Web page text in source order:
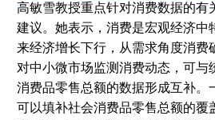
高敏雪教授重点针对消费数据的有
建议。她表示，消费是宏观经济中
来经济增长下行，从需求角度消费
对中小微市场监测消费动态，可与
消费品零售总额的数据形成互补。
可以填补社会消费品零售总额的覆